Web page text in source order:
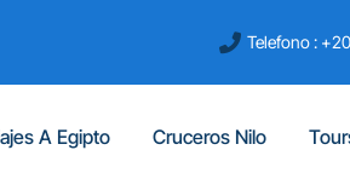
Telefono :
A Egipto Cruceros Nilo